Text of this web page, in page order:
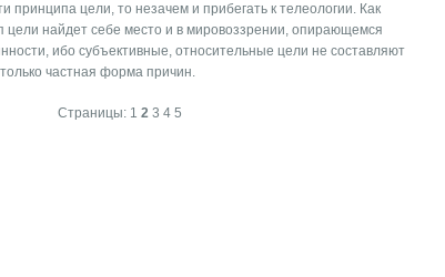
принципа цели, то незачем и прибегать к телеологии. Как
цели найдет себе место и в мировоззрении, опирающемся
ибо субъективные, относительные цели не составляют
частная форма причин.
Страницы: 1 2 3 4 5